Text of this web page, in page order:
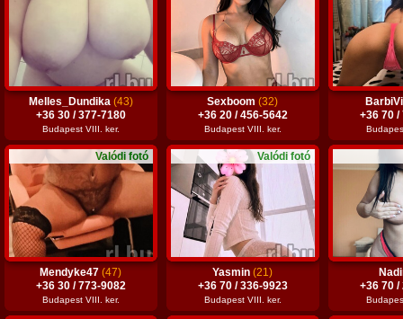
Melles_Dundika (43)
+36 30 / 377-7180
Budapest VIII. ker.
Sexboom(32)
+36 20 / 456-5642
Budapest VIII. ker.
+36 70 /
Valódi fotó
Mendyke47(47)
+36 30 / 773-9082
Budapest VIII. ker.
Valódi fotó
Yasmin(21)
+36 70 / 336-9923
Budapest VIII. ker.
+36 70 /